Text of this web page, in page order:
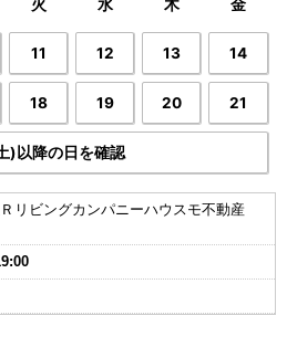
火 水 木 金
11 12 13 14
18 19 20 21
)以降の日を確認
リビングカンパニーハウスモ不動産